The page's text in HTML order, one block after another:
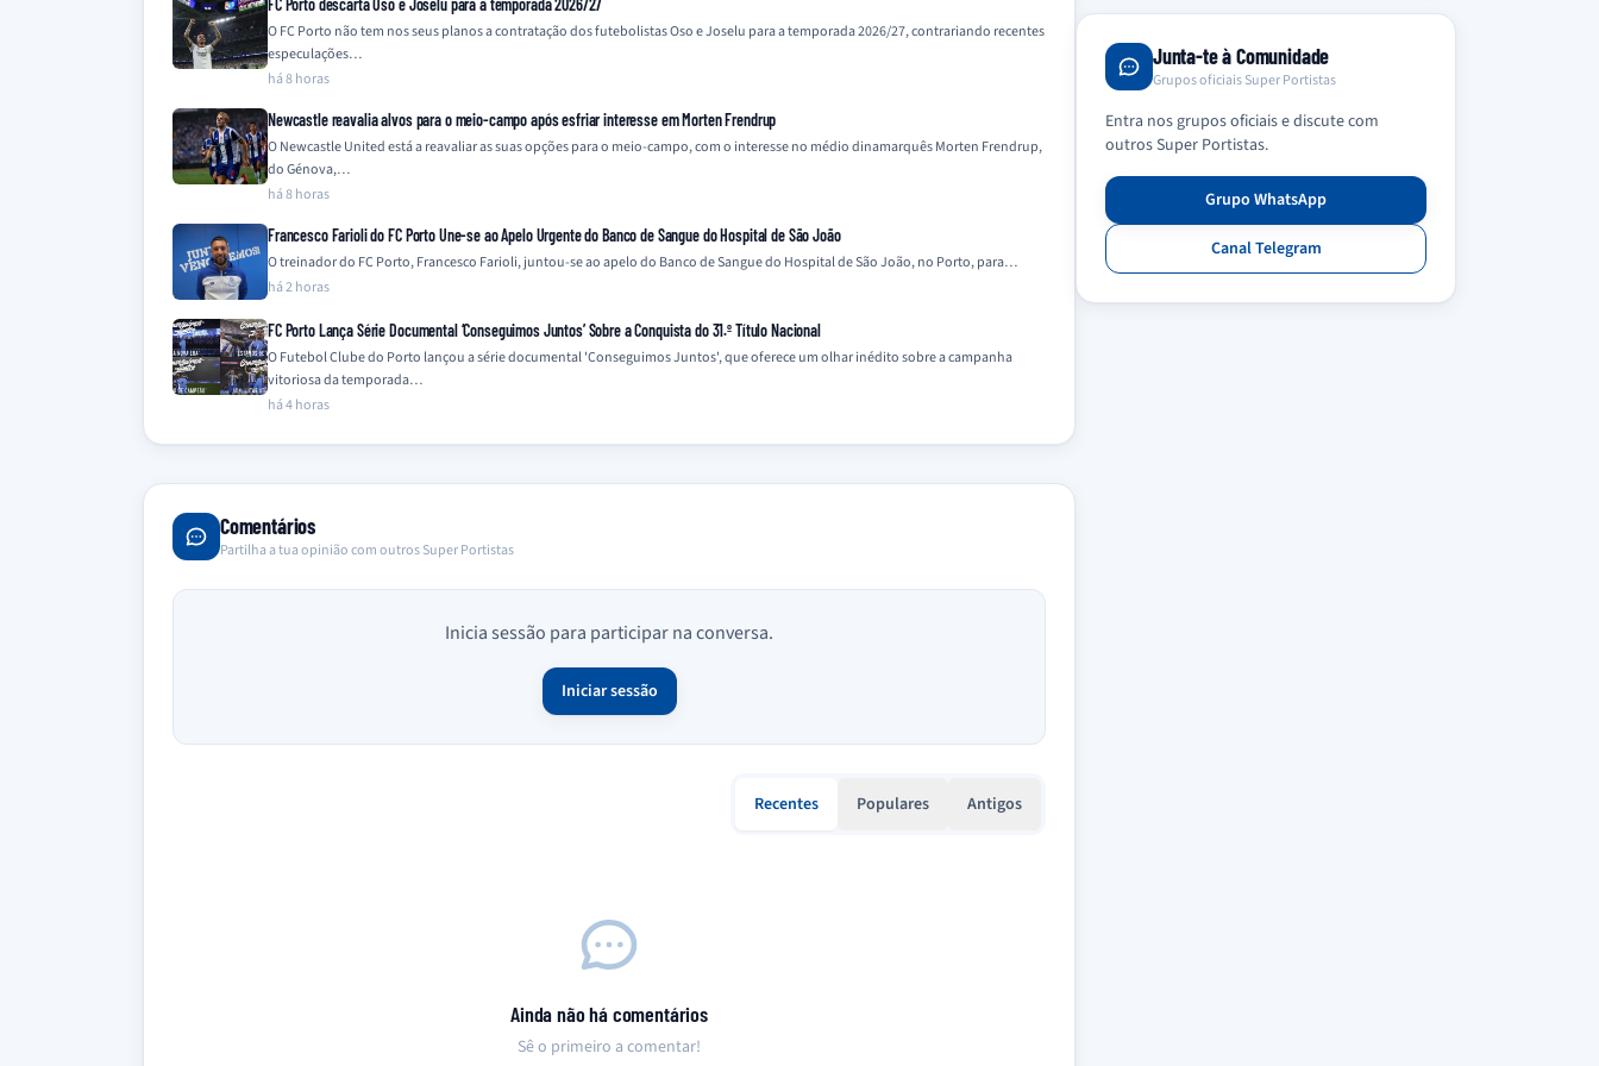
O FC Porto não tem nos seus planos a contratação dos futebolistas Oso e Joselu para a temporada 2026/27, contrariando recentes
especulações…
há 8 horas
Newcastle reavalia alvos para o meio-campo após esfriar interesse em Morten Frendrup
O Newcastle United está a reavaliar as suas opções para o meio-campo, com o interesse no médio dinamarquês Morten Frendrup,
do Génova,…
há 8 horas
Francesco Farioli do FC Porto Une-se ao Apelo Urgente do Banco de Sangue do Hospital de São João
O treinador do FC Porto, Francesco Farioli, juntou-se ao apelo do Banco de Sangue do Hospital de São João, no Porto, para…
há 2 horas
FC Porto Lança Série Documental ‘Conseguimos Juntos’ Sobre a Conquista do 31.º Título Nacional
O Futebol Clube do Porto lançou a série documental 'Conseguimos Juntos', que oferece um olhar inédito sobre a campanha
vitoriosa da temporada…
há 4 horas
Comentários
Partilha a tua opinião com outros Super Portistas
Inicia sessão para participar na conversa.
Iniciar sessão
Recentes Populares Antigos
Ainda não há comentários
Sê o primeiro a comentar!
Junta-te à Comunidade
Grupos oficiais Super Portistas
Entra nos grupos oficiais e discute com
outros Super Portistas.
Grupo WhatsApp
Canal Telegram